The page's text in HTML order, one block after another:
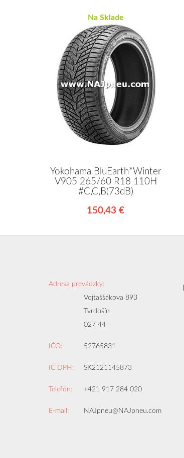
Na Sklade
Yokohama BluEarth*Winter
V905 265/60 R18 110H
#C,C,B(73dB)
150,43 €
Adresa prevádzky:
Vojtaššákova 893
Tvrdošín
027 44
IČO: 52765831
IČ DPH: SK2121145873
Telefón: +421 917 284 020
E-mail: NAJpneu@NAJpneu.com